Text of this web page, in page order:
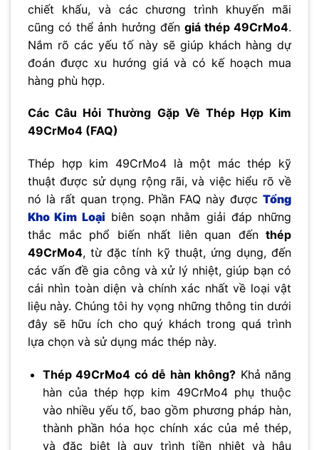
chiết khấu, và các chương trình khuyến mãi
cũng có thể ảnh hưởng đến giá thép 49CrMo4.
Nắm rõ các yếu tố này sẽ giúp khách hàng dự
đoán được xu hướng giá và có kế hoạch mua
hàng phù hợp.
Các Câu Hỏi Thường Gặp Về Thép Hợp Kim
49CrMo4 (FAQ)
Thép hợp kim 49CrMo4 là một mác thép kỹ
thuật được sử dụng rộng rãi, và việc hiểu rõ về
nó là rất quan trọng. Phần FAQ này được Tổng
Kho Kim Loại biên soạn nhằm giải đáp những
thắc mắc phổ biến nhất liên quan đến thép
49CrMo4, từ đặc tính kỹ thuật, ứng dụng, đến
các vấn đề gia công và xử lý nhiệt, giúp bạn có
cái nhìn toàn diện và chính xác nhất về loại vật
liệu này. Chúng tôi hy vọng những thông tin dưới
đây sẽ hữu ích cho quý khách trong quá trình
lựa chọn và sử dụng mác thép này.
Thép 49CrMo4 có dễ hàn không? Khả năng
hàn của thép hợp kim 49CrMo4 phụ thuộc
vào nhiều yếu tố, bao gồm phương pháp hàn,
thành phần hóa học chính xác của mẻ thép,
và đặc biệt là quy trình tiền nhiệt và hậu